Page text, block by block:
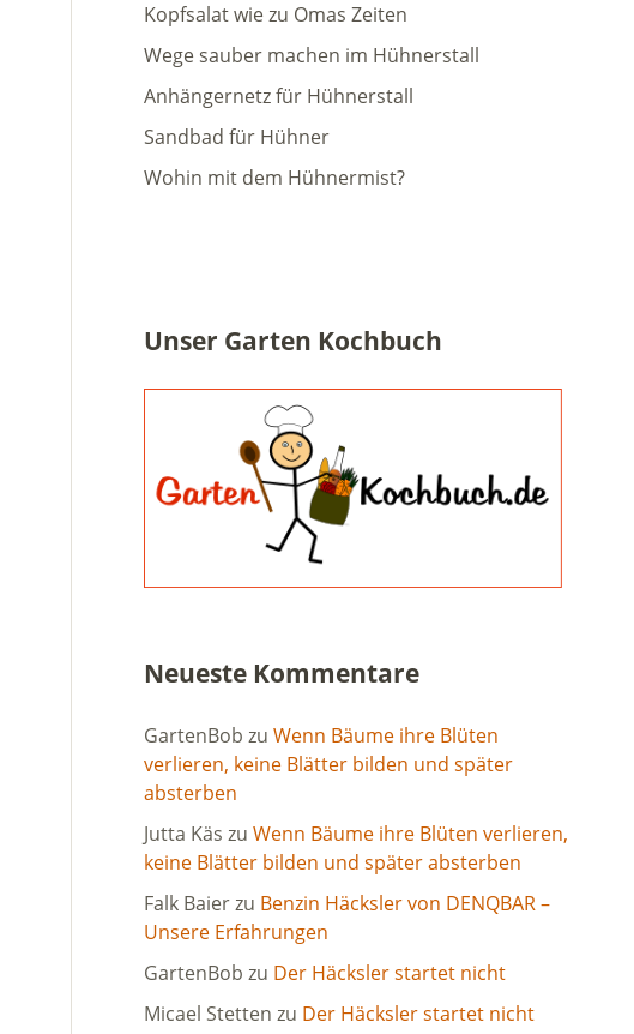
Kopfsalat wie zu Omas Zeiten
Wege sauber machen im Hühnerstall
Anhängernetz für Hühnerstall
Sandbad für Hühner
Wohin mit dem Hühnermist?
Unser Garten Kochbuch
Neueste Kommentare
GartenBob zu Wenn Bäume ihre Blüten
verlieren, keine Blätter bilden und später
absterben
Jutta Käs zu Wenn Bäume ihre Blüten verlieren,
keine Blätter bilden und später absterben
Falk Baierzu Benzin Häcksler von DENQBAR –
Unsere Erfahrungen
GartenBob zu Der Häcksler startet nicht
Micael Stetten zu Der Häcksler startet nicht